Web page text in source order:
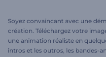
Soyez convaincant avec une
création. Téléchargez votre
une animation réaliste en
intros et les outros, les bandes-